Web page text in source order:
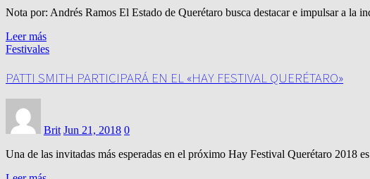
Nota por: Andrés Ramos El Estado de Querétaro busca destacar e impulsar a la
Leer más
Festivales
PATTI SMITH PARTICIPARÁ EN EL «HAY FESTIVAL QUERÉTARO»
Brit Jun 21, 2018 0
Una de las invitadas más esperadas en el próximo Hay Festival Querétaro 2018